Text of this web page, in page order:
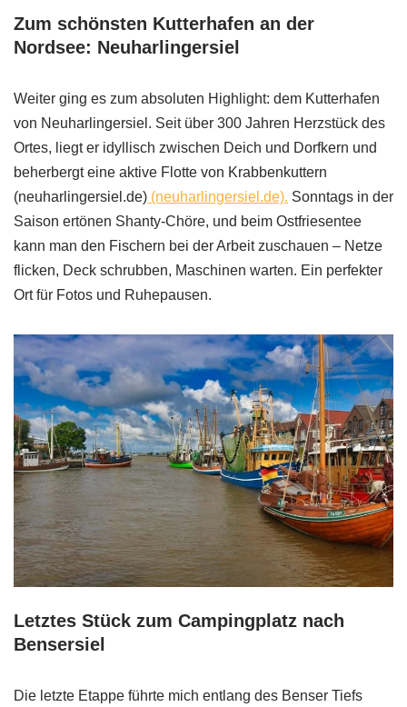
Zum schönsten Kutterhafen an der
Nordsee: Neuharlingersiel
Weiter ging es zum absoluten Highlight: dem Kutterhafen
von Neuharlingersiel. Seit über 300 Jahren Herzstück des
Ortes, liegt er idyllisch zwischen Deich und Dorfkern und
beherbergt eine aktive Flotte von Krabbenkuttern
(neuharlingersiel.de) (neuharlingersiel.de). Sonntags in der
Saison ertönen Shanty-Chöre, und beim Ostfriesentee
kann man den Fischern bei der Arbeit zuschauen – Netze
flicken, Deck schrubben, Maschinen warten. Ein perfekter
Ort für Fotos und Ruhepausen.
Letztes Stück zum Campingplatz nach
Bensersiel
Die letzte Etappe führte mich entlang des Benser Tiefs